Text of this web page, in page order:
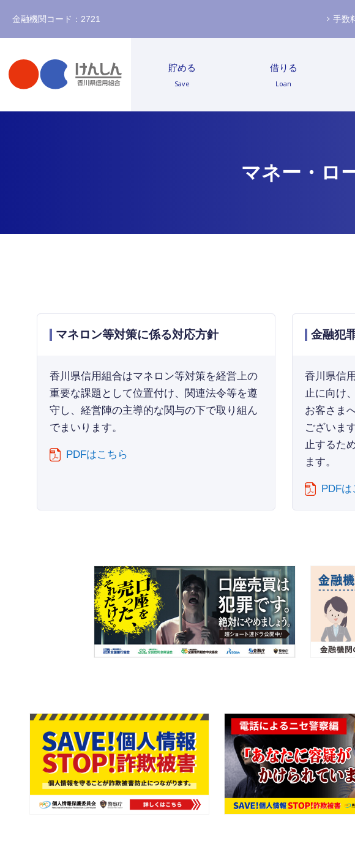
金融機関コード：2721
貯める
Save
借りる
Loan
手数
マネー・ロ
マネロン等対策に係る対応方針
香川県信用組合はマネロン等対策を経営上の
重要な課題として位置付け、関連法令等を遵
守し、経営陣の主導的な関与の下で取り組ん
でまいります。
PDFはこちら
金融犯
香川県信
止に向け
お客さま
ございま
止するた
ます。
PDFは